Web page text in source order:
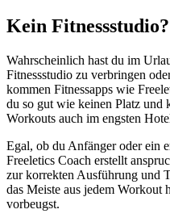
Kein
Wahrscheinlich hast du im
Fitnessstudio zu verbringen
kommen Fitnessapps wie
du so gut wie keinen Platz und
Workouts auch im engsten
Egal, ob du Anfänger oder ein
Freeletics Coach erstellt
zur korrekten Ausführung und
das Meiste aus jedem Workout
vorbeugst.